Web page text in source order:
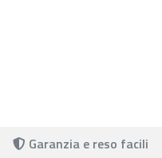
Garanzia e reso facili